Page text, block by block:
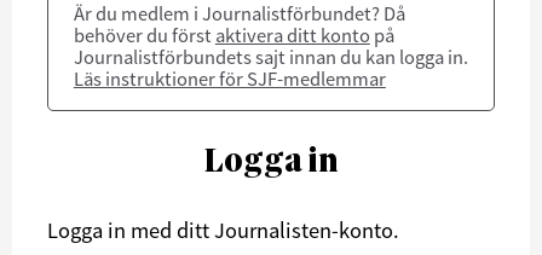
Är du medlem i Journalistförbundet? Då
behöver du först aktivera ditt konto på
Journalistförbundets sajt innan du kan logga in.
Läs instruktioner för SJF-medlemmar
Logga in
Logga in med ditt Journalisten-konto.